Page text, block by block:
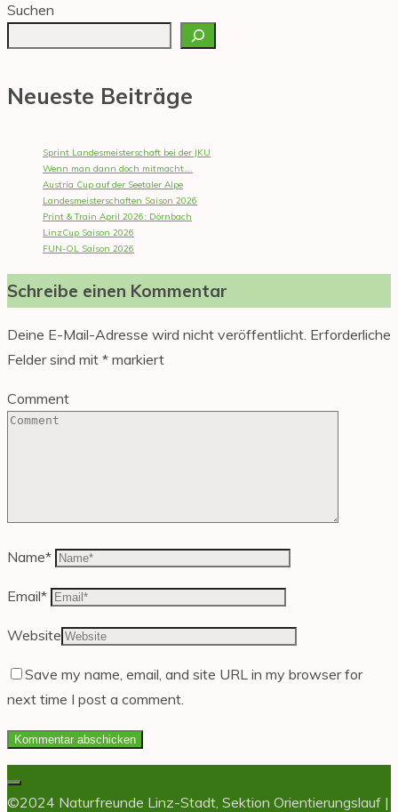
Suchen
Neueste Beiträge
Sprint Landesmeisterschaft bei der JKU
Wenn man dann doch mitmacht….
Austria Cup auf der Seetaler Alpe
Landesmeisterschaften Saison 2026
Print & Train April 2026: Dörnbach
LinzCup Saison 2026
FUN-OL Saison 2026
Schreibe einen Kommentar
Deine E-Mail-Adresse wird nicht veröffentlicht. Erforderliche
Felder sind mit * markiert
Comment
Name*
Email*
Website
Save my name, email, and site URL in my browser for
next time I post a comment.
©2024 Naturfreunde Linz-Stadt, Sektion Orientierungslauf |